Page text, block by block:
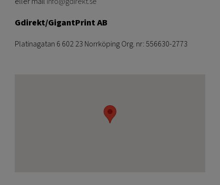
Gdirekt/GigantPrint AB
Platinagatan 6 602 23 Norrköping Org. nr: 556630-2773